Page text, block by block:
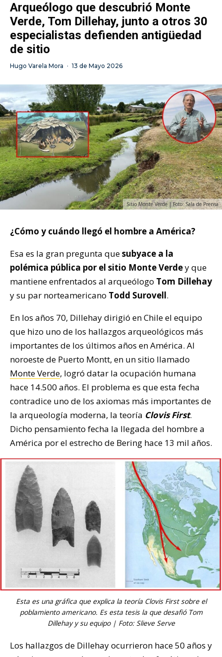
Arqueólogo que descubrió Monte
Verde, Tom Dillehay, junto a otros 30
especialistas defienden antigüedad
de sitio
Hugo Varela Mora · 13 de Mayo 2026
Sitio Monte Verde | Foto: Sala de Prensa
¿Cómo y cuándo llegó el hombre a América?
Esa es la gran pregunta quesubyace a la
polémica pública por el sitio Monte Verdey que
mantiene enfrentados al arqueólogo Tom Dillehay
y su par norteamericano Todd Surovell.
En los años 70, Dillehay dirigió en Chile el equipo
que hizo uno de los hallazgos arqueológicos más
importantes de los últimos años en América. Al
noroeste de Puerto Montt, en un sitio llamado
Monte Verde, logró datar la ocupación humana
hace 14.500 años. El problema es que esta fecha
contradice uno de los axiomas más importantes de
la arqueología moderna, la teoría Clovis First.
Dicho pensamiento fecha la llegada del hombre a
América por el estrecho de Bering hace 13 mil años.
Esta es una gráfica que explica la teoría Clovis First sobre el
poblamiento americano. Es esta tesis la que desafió Tom
Dillehay y su equipo | Foto: Slieve Serve
Los hallazgos de Dillehay ocurrieron hace 50 años y